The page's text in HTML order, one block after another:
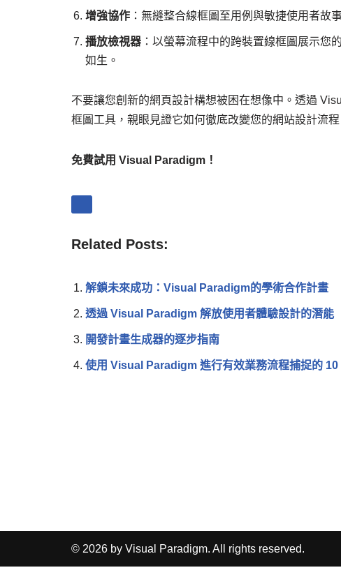
增強協作 ：無縫整合線框圖至用例與敏捷使用者故
播放檢視器 ：以螢幕流程中的跨裝置線框圖展示您
如生。
不要讓您創新的網頁設計構想被困在想像中。透過
框圖工具，親眼見證它如何徹底改變您的網站設計流
免費試用 Visual Paradigm！
Related Posts:
解鎖未來成功：Visual Paradigm的學術合作計畫
透過 Visual Paradigm 解放使用者體驗設計的潛能
開發計畫生成器的逐步指南
使用 Visual Paradigm 進行有效業務流程捕捉的 10
© 2026 by Visual Paradigm. All rights reserved.